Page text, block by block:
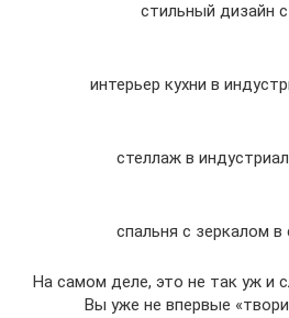
стильный дизайн
интерьер кухни в
стеллаж в
спальня с зеркалом
На самом деле, это не так уж и
Вы уже не впервые